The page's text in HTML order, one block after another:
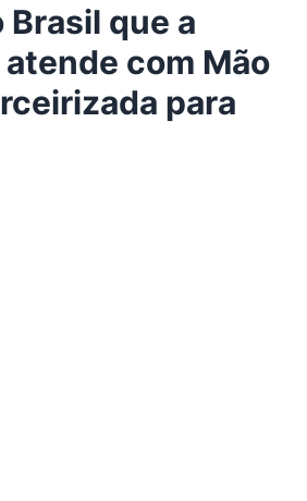
Brasil que a
com Mão
para